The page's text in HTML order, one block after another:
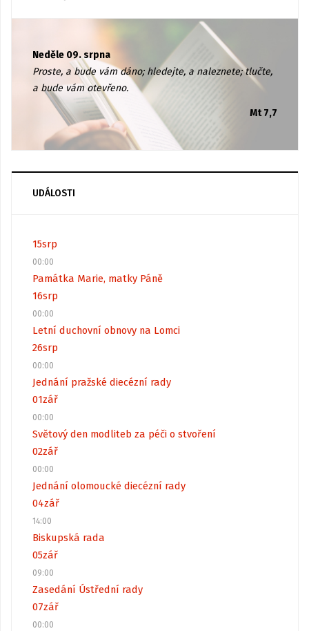
Neděle 09. srpna
Proste, a bude vám dáno; hledejte, a naleznete; tlučte,
a bude vám otevřeno.
Mt 7,7
UDÁLOSTI
15srp
00:00
Památka Marie, matky Páně
16srp
00:00
Letní duchovní obnovy na Lomci
26srp
00:00
Jednání pražské diecézní rady
01zář
00:00
Světový den modliteb za péči o stvoření
02zář
00:00
Jednání olomoucké diecézní rady
04zář
14:00
Biskupská rada
05zář
09:00
Zasedání Ústřední rady
07zář
00:00